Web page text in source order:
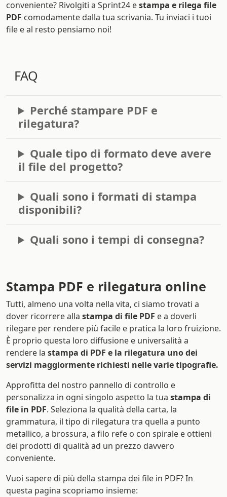
conveniente? Rivolgiti a Sprint24 estampa e rilega file
PDF comodamente dalla tua scrivania. Tu inviaci i tuoi
file e al resto pensiamo noi!
FAQ
Perché stampare PDF e
rilegatura?
Quale tipo di formato deve avere
il file del progetto?
Quali sono i formati di stampa
disponibili?
Quali sono i tempi di consegna?
Stampa PDF e rilegatura online
Tutti, almeno una volta nella vita, ci siamo trovati a
dover ricorrere alla stampa di file PDF e a doverli
rilegare per rendere più facile e pratica la loro fruizione.
È proprio questa loro diffusione e universalità a
rendere la stampa di PDF e la rilegatura uno dei
servizi maggiormente richiesti nelle varie tipografie.
Approfitta del nostro pannello di controllo e
personalizza in ogni singolo aspetto la tua stampa di
file in PDF. Seleziona la qualità della carta, la
grammatura, il tipo di rilegatura tra quella a punto
metallico, a brossura, a filo refe o con spirale e ottieni
dei prodotti di qualità ad un prezzo davvero
conveniente.
Vuoi sapere di più della stampa dei file in PDF? In
questa pagina scopriamo insieme: